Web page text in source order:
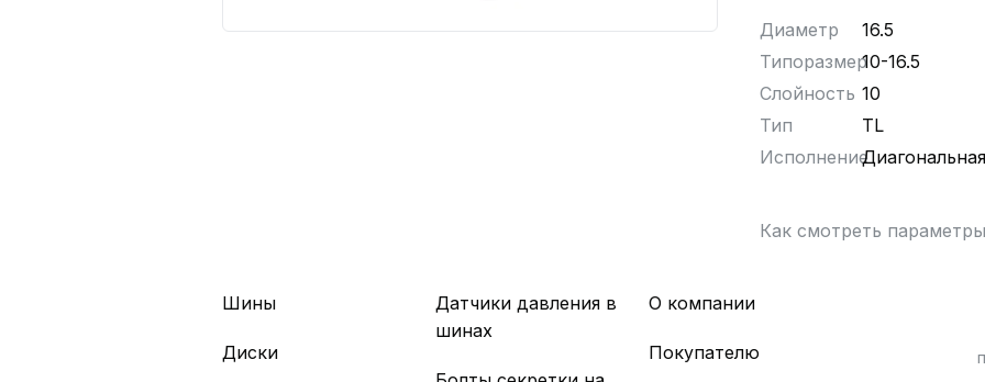
Диаметр
16.5
Типоразмер10-16.5
Слойность 10
Тип
TL
ИсполнениеДиагональная
Как смотреть
Шины
Диски
Датчики давления в
шинах
О компании
Покупателю